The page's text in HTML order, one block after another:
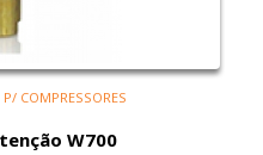
COMPRESSORES
W700